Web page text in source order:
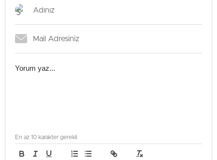
En az 10 karakter gerekli